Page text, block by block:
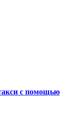
с помощью